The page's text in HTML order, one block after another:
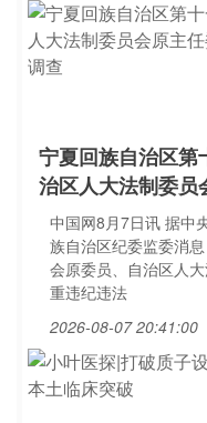
宁夏回族自治区第
治区人大法制委员
中国网8月7日讯 据中
族自治区纪委监委消
会原委员、自治区人
重违纪违法
2026-08-07 20:41:00